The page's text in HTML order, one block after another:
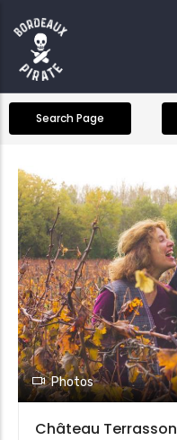
Search Page
Photos
Château Terrasson